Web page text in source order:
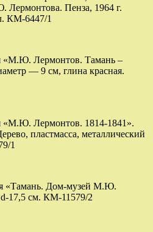
Пенза, 1964 г.
КМ-6447/1
«М.Ю. Лермонтов. Тамань –
— 9 см, глина красная.
«М.Ю. Лермонтов. 1814-1841».
пластмасса, металлический
1
«Тамань. Дом-музей М.Ю.
17,5 см. КМ-11579/2